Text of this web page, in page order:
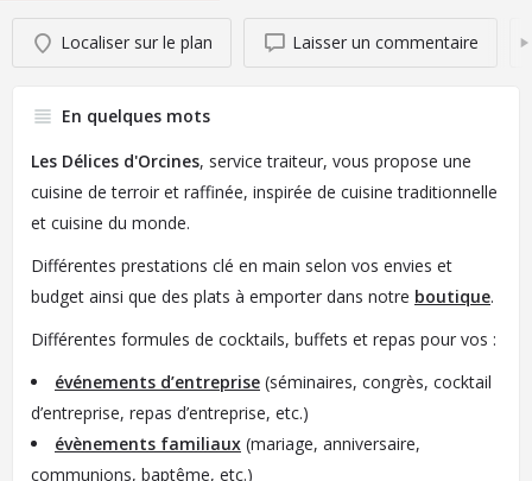
Localiser sur le plan Laisser un commentaire
En quelques mots
Les Délices d'Orcines, service traiteur, vous propose une
cuisine de terroir et raffinée, inspirée de cuisine traditionnelle
et cuisine du monde.
Différentes prestations clé en main selon vos envies et
budget ainsi que des plats à emporter dans notre boutique.
Différentes formules de cocktails, buffets et repas pour vos :
événements d’entreprise (séminaires, congrès, cocktail
d’entreprise, repas d’entreprise, etc.)
évènements familiaux (mariage, anniversaire,
communions, baptême, etc.)